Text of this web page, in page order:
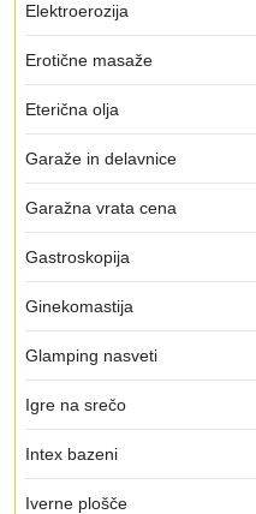
Elektroerozija
Erotične masaže
Eterična olja
Garaže in delavnice
Garažna vrata cena
Gastroskopija
Ginekomastija
Glamping nasveti
Igre na srečo
Intex bazeni
Iverne plošče